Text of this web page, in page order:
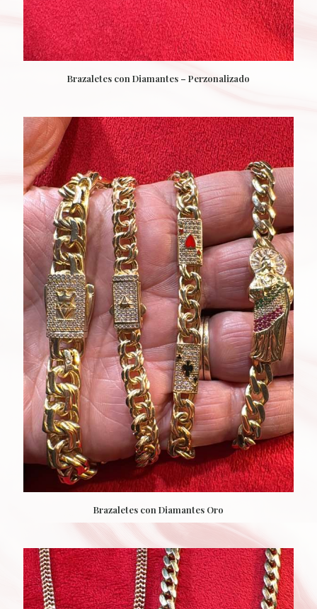
Brazaletes con Diamantes – Perzonalizado
Brazaletes con Diamantes Oro